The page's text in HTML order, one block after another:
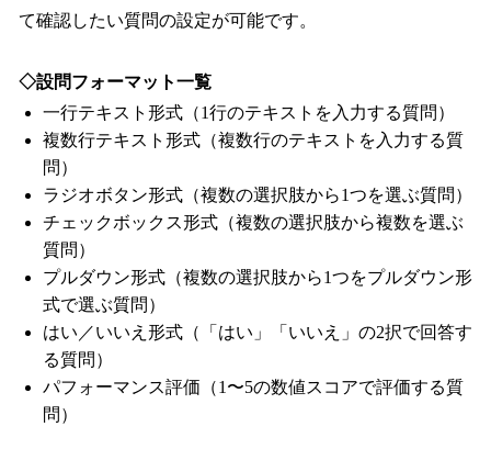
て確認したい質問の設定が可能です。
◇設問フォーマット一覧
一行テキスト形式（1行のテキストを入力する質問）
複数行テキスト形式（複数行のテキストを入力する質
問）
ラジオボタン形式（複数の選択肢から1つを選ぶ質問）
チェックボックス形式（複数の選択肢から複数を選ぶ
質問）
プルダウン形式（複数の選択肢から1つをプルダウン形
式で選ぶ質問）
はい／いいえ形式（「はい」「いいえ」の2択で回答す
る質問）
パフォーマンス評価（1〜5の数値スコアで評価する質
問）